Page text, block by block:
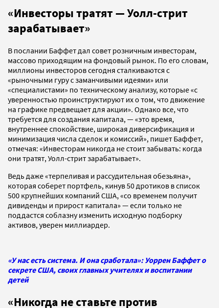
«Инвесторы тратят — Уолл-стрит
зарабатывает»
В послании Баффет дал совет розничным инвесторам,
массово приходящим на фондовый рынок. По его словам,
миллионы инвесторов сегодня сталкиваются с
«рыночными гуру с заманчивыми идеями» или
«специалистами» по техническому анализу, которые «с
уверенностью проинструктируют их о том, что движение
на графике предвещает для акции». Однако все, что
требуется для создания капитала, — «это время,
внутреннее спокойствие, широкая диверсификация и
минимизация числа сделок и комиссий», пишет Баффет,
отмечая: «Инвесторам никогда не стоит забывать: когда
они тратят, Уолл-стрит зарабатывает».
Ведь даже «терпеливая и рассудительная обезьяна»,
которая соберет портфель, кинув 50 дротиков в список
500 крупнейших компаний США, «со временем получит
дивиденды и прирост капитала» — если только не
поддастся соблазну изменить исходную подборку
активов, уверен миллиардер.
«У нас есть система. И она сработала»: Уоррен Баффет о
секрете США, своих главных учителях и воспитании
детей
«Никогда не ставьте против